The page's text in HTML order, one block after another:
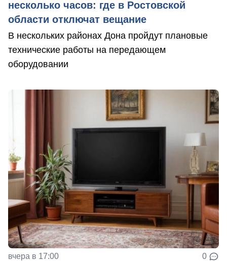
несколько часов: где в Ростовской
области отключат вещание
В нескольких районах Дона пройдут плановые
технические работы на передающем
оборудовании
вчера в 17:00 0